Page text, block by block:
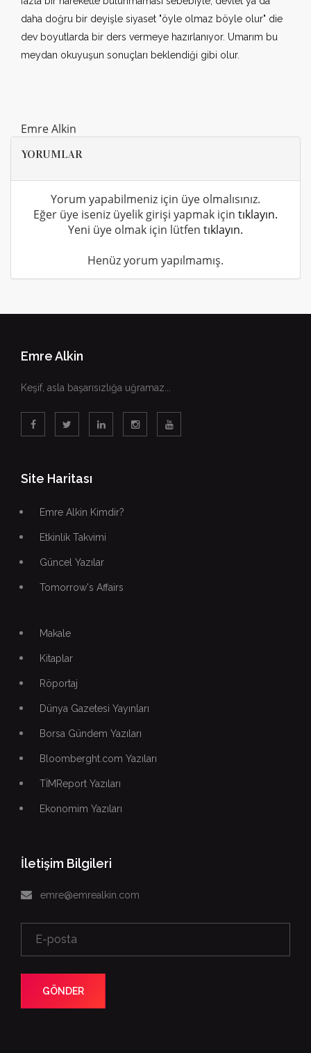
daha doğru bir deyişle siyaset "öyle olmaz böyle olur" die
dev boyutlarda bir ders vermeye hazırlanıyor. Umarım bu
meydan okuyuşun sonuçları beklendiği gibi olur.
Emre Alkin
YORUMLAR
Yorum yapabilmeniz için üye olmalısınız.
Eğer üye iseniz üyelik girişi yapmak için tıklayın.
Yeni üye olmak için lütfen tıklayın.
Henüz yorum yapılmamış.
Emre Alkin
Keşif, asla başarısızlığa uğramaz...
Site Haritası
Emre Alkin Kimdir?
Etkinlik Takvimi
Güncel Yazılar
Tomorrow's Affairs
Makale
Kitaplar
Röportaj
Dünya Gazetesi Yayınları
Borsa Gündem Yazıları
Bloomberght.com Yazıları
TİMReport Yazıları
Ekonomim Yazıları
İletişim Bilgileri
emre@emrealkin.com
GÖNDER